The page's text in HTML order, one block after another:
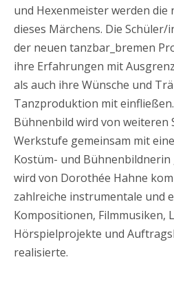
und Hexenmeister werden die
dieses Märchens. Die
der neuen tanzbar_bremen
ihre Erfahrungen mit
als auch ihre Wünsche und
Tanzproduktion mit
Bühnenbild wird von weiteren
Werkstufe gemeinsam mit
Kostüm- und
wird von Dorothée Hahne
zahlreiche instrumentale und
Kompositionen, Filmmusiken,
Hörspielprojekte und
realisierte.